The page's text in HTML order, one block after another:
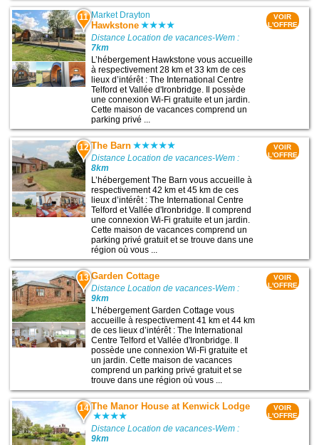
11 Market Drayton
Hawkstone
Distance Location de vacances-Wem :
7km
L’hébergement Hawkstone vous accueille
à respectivement 28 km et 33 km de ces
lieux d’intérêt : The International Centre
Telford et Vallée d'Ironbridge. Il possède
une connexion Wi-Fi gratuite et un jardin.
Cette maison de vacances comprend un
parking privé ...
VOIR
L'OFFRE
12 The Barn
Distance Location de vacances-Wem :
8km
L’hébergement The Barn vous accueille à
respectivement 42 km et 45 km de ces
lieux d’intérêt : The International Centre
Telford et Vallée d'Ironbridge. Il comprend
une connexion Wi-Fi gratuite et un jardin.
Cette maison de vacances comprend un
parking privé gratuit et se trouve dans une
région où vous ...
VOIR
L'OFFRE
13 Garden Cottage
Distance Location de vacances-Wem :
9km
L’hébergement Garden Cottage vous
accueille à respectivement 41 km et 44 km
de ces lieux d’intérêt : The International
Centre Telford et Vallée d'Ironbridge. Il
possède une connexion Wi-Fi gratuite et
un jardin. Cette maison de vacances
comprend un parking privé gratuit et se
trouve dans une région où vous ...
VOIR
L'OFFRE
14 The Manor House at Kenwick Lodge
Distance Location de vacances-Wem :
9km
VOIR
L'OFFRE